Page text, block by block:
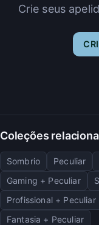
Crie seus
Coleções
Sombrio Peculiar
Gaming + Peculiar
Profissional + Peculiar
Fantasia + Peculiar